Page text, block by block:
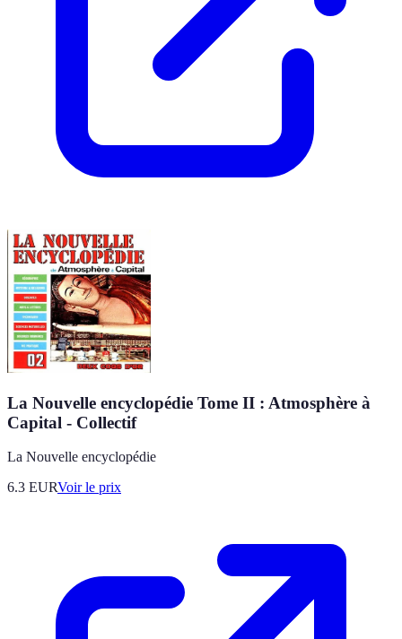
La Nouvelle encyclopédie Tome II : Atmosphère à
Capital - Collectif
La Nouvelle encyclopédie
6.3 EURVoir le prix